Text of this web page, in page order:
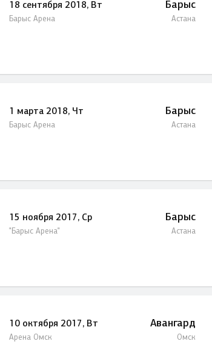
18 сентября 2018, Вт
Барыс Арена
Барыс
Астана
1 марта 2018, Чт
Барыс Арена
Барыс
Астана
15 ноября 2017, Ср
"Барыс Арена"
Барыс
Астана
10 октября 2017, Вт
Арена Омск
Авангард
Омск